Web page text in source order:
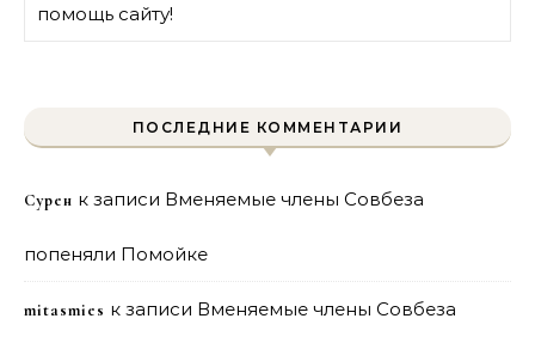
помощь сайту!
ПОСЛЕДНИЕ КОММЕНТАРИИ
Сурен к записи Вменяемые члены Совбеза
попеняли Помойке
mitasmies к записи Вменяемые члены Совбеза